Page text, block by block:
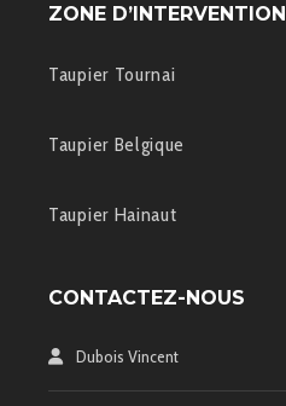
ZONE D’INTERVENTION
Taupier Tournai
Taupier Belgique
Taupier Hainaut
CONTACTEZ-NOUS
Dubois Vincent